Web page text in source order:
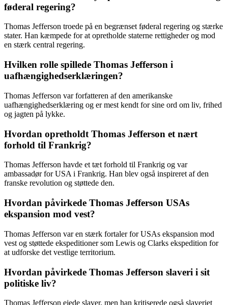
føderal regering?
Thomas Jefferson troede på en begrænset føderal regering og stærke
stater. Han kæmpede for at opretholde staterne rettigheder og mod
en stærk central regering.
Hvilken rolle spillede Thomas Jefferson i
uafhængighedserklæringen?
Thomas Jefferson var forfatteren af den amerikanske
uafhængighedserklæring og er mest kendt for sine ord om liv, frihed
og jagten på lykke.
Hvordan opretholdt Thomas Jefferson et nært
forhold til Frankrig?
Thomas Jefferson havde et tæt forhold til Frankrig og var
ambassadør for USA i Frankrig. Han blev også inspireret af den
franske revolution og støttede den.
Hvordan påvirkede Thomas Jefferson USAs
ekspansion mod vest?
Thomas Jefferson var en stærk fortaler for USAs ekspansion mod
vest og støttede ekspeditioner som Lewis og Clarks ekspedition for
at udforske det vestlige territorium.
Hvordan påvirkede Thomas Jefferson slaveri i sit
politiske liv?
Thomas Jefferson ejede slaver, men han kritiserede også slaveriet